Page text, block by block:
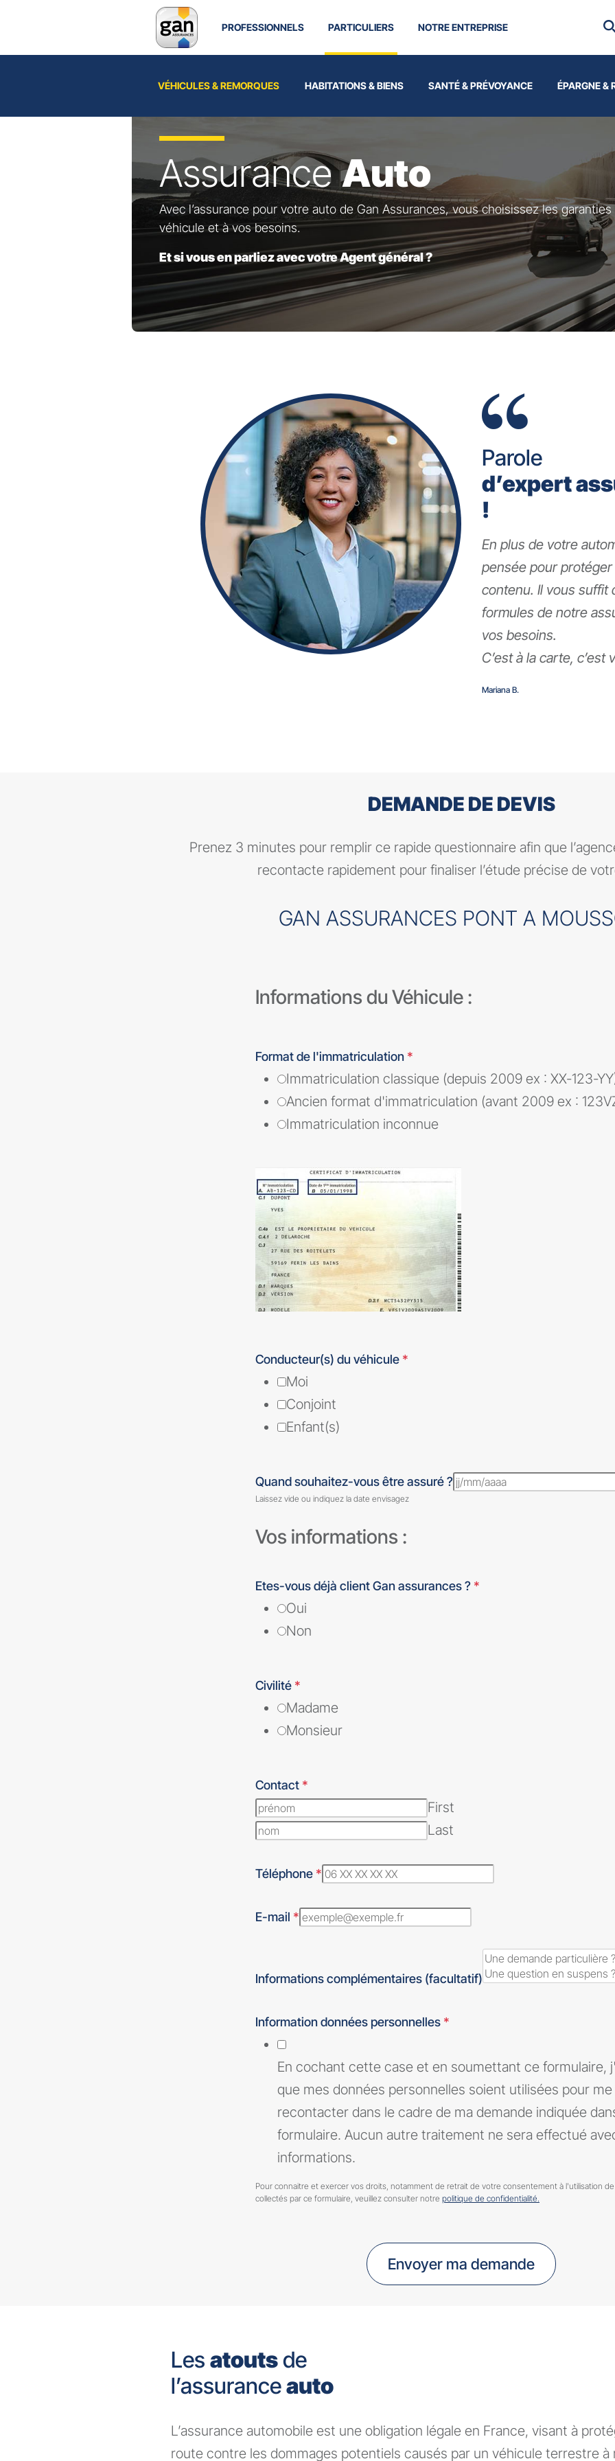
PROFESSIONNELS PARTICULIERS
VÉHICULES & REMORQUES HABITATIONS & BIENS SANTÉ & PRÉVOYANCE ÉPARGNE &
NOTRE ENTREPRISE
Accueil Particuliers Véhicules&Remorques Assurance Auto
AssuranceAuto
Avec l’assurance pour votre auto de Gan Assurances, vous choisissez les
véhicule et à vos besoins.
Et si vous en parliez avec votre Agent général ?
Parole
d’expert
!
En plus de votre
pensée pour
contenu. Il vous suffit
formules de notre
vos besoins.
C’est à la carte,
Mariana B.
DEMANDE DE DEVIS
Prenez 3 minutes pour remplir ce rapide questionnaire afin que
recontacte rapidement pour finaliser l’étude précise de
GAN ASSURANCES PONT A
Informations du Véhicule :
Format de l'immatriculation *
Immatriculation classique (depuis 2009 ex : XX-123-
Ancien format d'immatriculation (avant 2009 ex :
Immatriculation inconnue
Conducteur(s) du véhicule *
Moi
Conjoint
Enfant(s)
Quand souhaitez-vous être assuré ?
Laissez vide ou indiquez la date envisagez
Vos informations :
Etes-vous déjà client Gan assurances ? *
Oui
Non
Civilité *
Madame
Monsieur
Contact *
First
Last
Téléphone *
E-mail *
Informations complémentaires (facultatif)
Information données personnelles *
En cochant cette case et en soumettant ce formulaire,
que mes données personnelles soient utilisées pour me
recontacter dans le cadre de ma demande indiquée
formulaire. Aucun autre traitement ne sera effectué
informations.
Pour connaitre et exercer vos droits, notamment de retrait de votre consentement à l'utilisation
collectés par ce formulaire, veuillez consulter notre politique de confidentialité.
Envoyer ma demande
Les atoutsde
l’assuranceauto
​L’assurance automobile est une obligation légale en France, visant à
route contre les dommages potentiels causés par un véhicule terrestre à